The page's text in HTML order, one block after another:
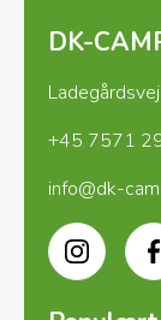
DK-
+45 7571
info@dk-
Instagram